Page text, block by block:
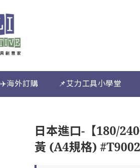
✈️海外訂購 📌艾力工具小學堂
日本進口-【180/
黃 (A4規格) #T9002